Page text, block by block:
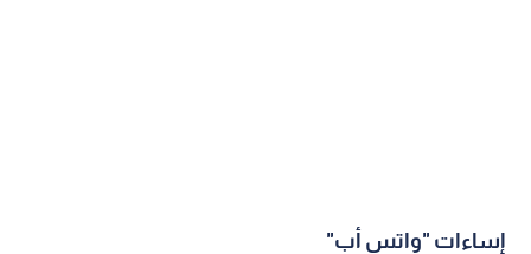
إساءات "واتس أب"